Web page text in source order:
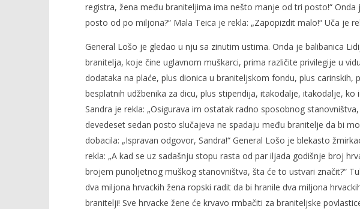
registra, žena među braniteljima ima nešto manje od tri posto!“
posto od po miljona?“ Mala Teica je rekla: „Zapopizdit malo!“ Uča je
General Lošo je gledao u nju sa zinutim ustima. Onda je balibanica
branitelja, koje čine uglavnom muškarci, prima različite privilegije u
dodataka na plaće, plus dionica u braniteljskom fondu, plus carinskih,
besplatnih udžbenika za dicu, plus stipendija, itakodalje, itakodalje, ko
Sandra je rekla: „Osigurava im ostatak radno sposobnog
devedeset sedan posto slučajeva ne spadaju među branitelje da bi
dobacila: „Ispravan odgovor, Sandra!“ General Lošo je blekasto
rekla: „A kad se uz sadašnju stopu rasta od par iljada godišnje broj
brojem punoljetnog muškog stanovništva, šta će to ustvari značit?“
dva miljona hrvackih žena ropski radit da bi hranile dva miljona
branitelji! Sve hrvacke žene će krvavo rmbačiti za braniteljske